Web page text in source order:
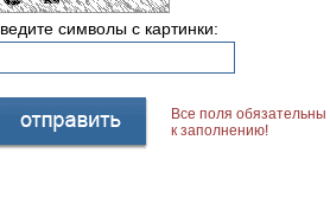
символы с картинки:
Все поля обязательны
к заполнению!